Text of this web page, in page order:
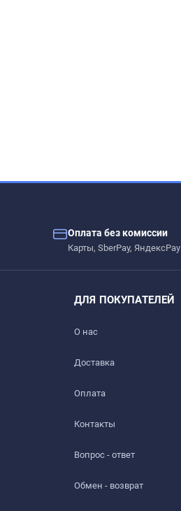
Оплата без комиссии
Карты, SberPay, ЯндексPay
ДЛЯ ПОКУПАТЕЛЕЙ
О нас
Доставка​
Оплата
Контакты
Вопрос - ответ
Обмен - возврат